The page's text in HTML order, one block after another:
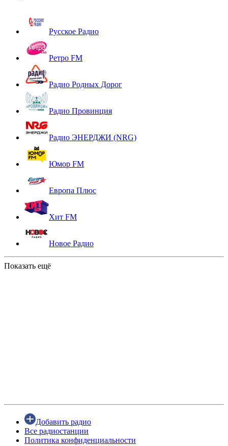
Русское Радио
Ретро FM
Радио Родных Дорог
Радио Провинция
Радио ЭНЕРДЖИ (NRG)
Юмор FM
Европа Плюс
Хит FM
Новое Радио
Показать ещё
Добавить радио
Все радиостанции
Политика конфиденциальности